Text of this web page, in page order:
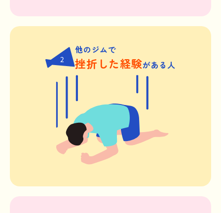
2
他のジムで
挫折した経験がある人